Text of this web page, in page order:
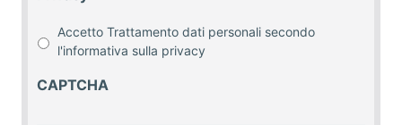
Accetto Trattamento dati personali secondo
l'informativa sulla privacy
CAPTCHA